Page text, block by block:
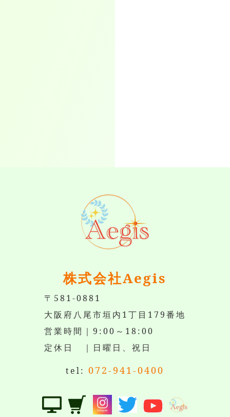
株式会社Aegis
〒581-0881
大阪府八尾市垣内1丁目179番地
営業時間｜9:00～18:00
定休日 ｜日曜日、祝日
tel: 072-941-0400